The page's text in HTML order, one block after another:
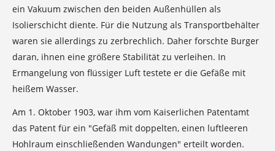
ein Vakuum zwischen den beiden Außenhüllen als
Isolierschicht diente. Für die Nutzung als Transportbehälter
waren sie allerdings zu zerbrechlich. Daher forschte Burger
daran, ihnen eine größere Stabilität zu verleihen. In
Ermangelung von flüssiger Luft testete er die Gefäße mit
heißem Wasser.
Am 1. Oktober 1903, war ihm vom Kaiserlichen Patentamt
das Patent für ein "Gefäß mit doppelten, einen luftleeren
Hohlraum einschließenden Wandungen" erteilt worden.